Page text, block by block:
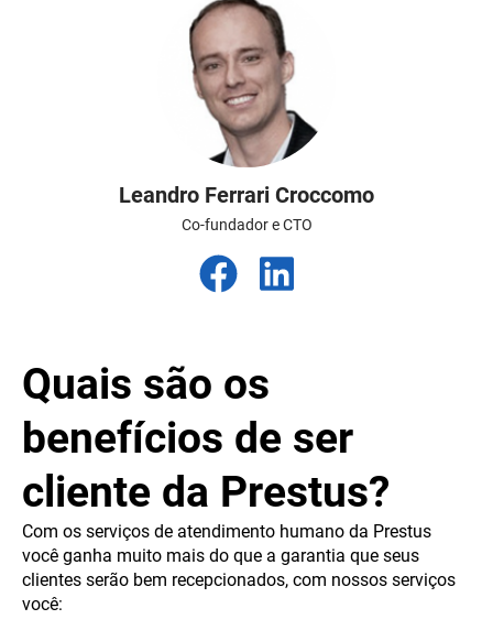
Leandro Ferrari Croccomo
Co-fundador e CTO
Quais são os
benefícios de ser
cliente da Prestus?
Com os serviços de atendimento humano da Prestus
você ganha muito mais do que a garantia que seus
clientes serão bem recepcionados, com nossos serviços
você: